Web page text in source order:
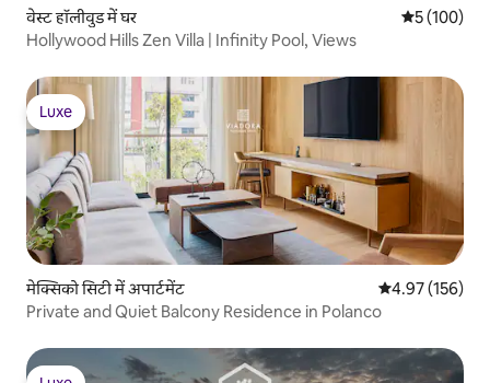
वेस्ट हॉलीवुड में घर औसत रेटिंग 5
5 (100)
Hollywood Hills Zen Villa | Infinity Pool, Views
Luxe
Luxe
मेक्सिको सिटी में अपार्टमेंट औसत रेटिंग 5 में से
4.97 (156)
Private and Quiet Balcony Residence in Polanco